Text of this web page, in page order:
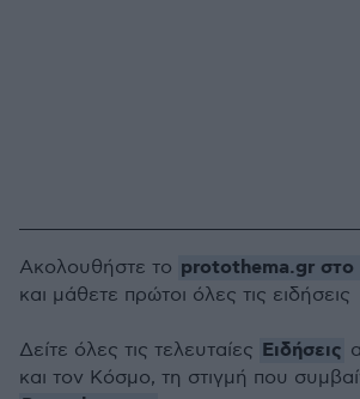
Ακολουθήστε το protothema.gr στο
και μάθετε πρώτοι όλες τις ειδήσεις
Δείτε όλες τις τελευταίες Ειδήσεις
και τον Κόσμο, τη στιγμή που